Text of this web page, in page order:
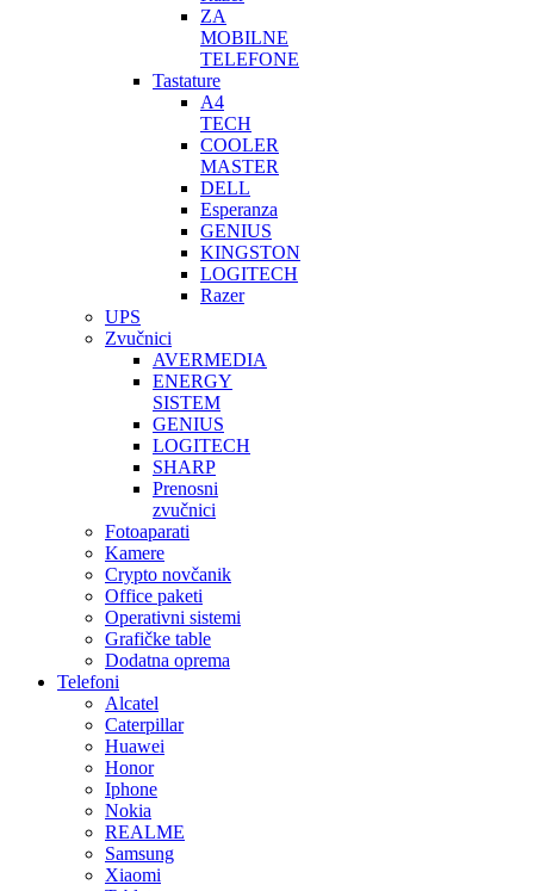
ZA
MOBILNE
TELEFONE
Tastature
A4
TECH
COOLER
MASTER
DELL
Esperanza
GENIUS
KINGSTON
LOGITECH
Razer
UPS
Zvučnici
AVERMEDIA
ENERGY
SISTEM
GENIUS
LOGITECH
SHARP
Prenosni
zvučnici
Fotoaparati
Kamere
Crypto novčanik
Office paketi
Operativni sistemi
Grafičke table
Dodatna oprema
Telefoni
Alcatel
Caterpillar
Huawei
Honor
Iphone
Nokia
REALME
Samsung
Xiaomi